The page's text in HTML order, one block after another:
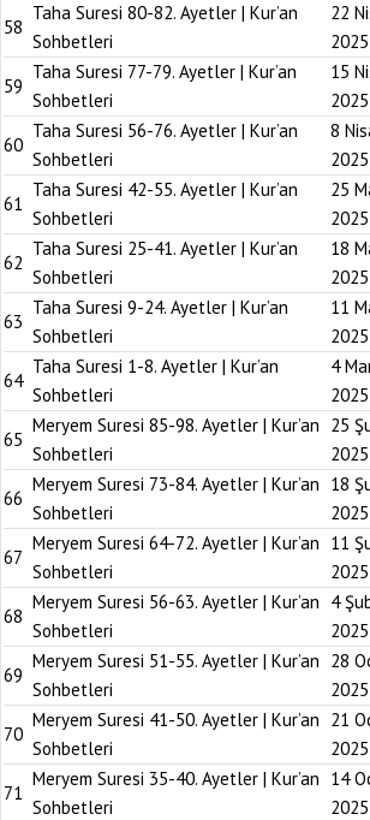
58
Taha Suresi 80-82. Ayetler | Kur’an
Sohbetleri
22
2025
59
Taha Suresi 77-79. Ayetler | Kur’an
Sohbetleri
15
2025
60
Taha Suresi 56-76. Ayetler | Kur’an
Sohbetleri
8
2025
61
Taha Suresi 42-55. Ayetler | Kur’an
Sohbetleri
25
2025
62
Taha Suresi 25-41. Ayetler | Kur’an
Sohbetleri
18
2025
63
Taha Suresi 9-24. Ayetler | Kur’an
Sohbetleri
11
2025
64
Taha Suresi 1-8. Ayetler | Kur’an
Sohbetleri
4
2025
65
Meryem Suresi 85-98. Ayetler | Kur’an
Sohbetleri
25
2025
66
Meryem Suresi 73-84. Ayetler | Kur’an
Sohbetleri
18
2025
67
Meryem Suresi 64-72. Ayetler | Kur’an
Sohbetleri
11
2025
68
Meryem Suresi 56-63. Ayetler | Kur’an
Sohbetleri
4
2025
69
Meryem Suresi 51-55. Ayetler | Kur’an
Sohbetleri
28
2025
70
Meryem Suresi 41-50. Ayetler | Kur’an
Sohbetleri
21
2025
71
Meryem Suresi 35-40. Ayetler | Kur’an
Sohbetleri
14
2025